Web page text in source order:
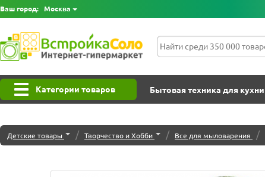
Ваш город: Москва
Категории товаров Бытовая техника для кухни
Детские товары / Творчество и Хобби / Все для мыловарения /